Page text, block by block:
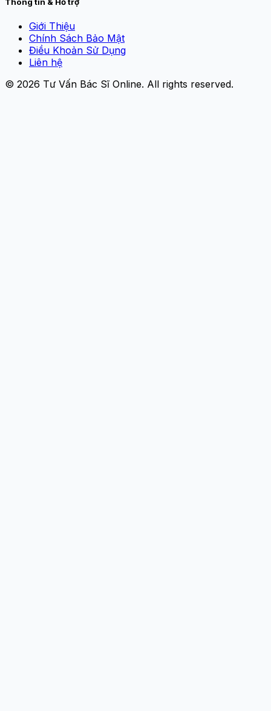
Giới Thiệu
Chính Sách Bảo Mật
Điều Khoản Sử Dụng
Liên hệ
© 2026 Tư Vấn Bác Sĩ Online. All rights reserved.